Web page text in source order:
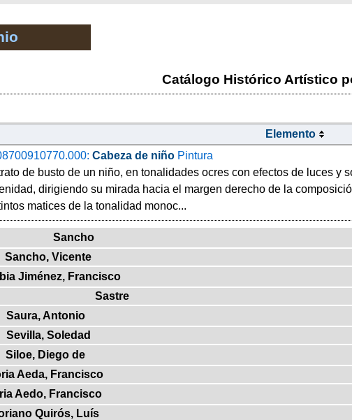
Catálogo Histórico Artístico
Elemento
Cabeza de niño Pintura
de busto de un niño, en tonalidades ocres con efectos de luces y
dirigiendo su mirada hacia el margen derecho de la
matices de la tonalidad monoc...
Sancho
Sancho, Vicente
Jiménez, Francisco
Sastre
Saura, Antonio
Sevilla, Soledad
Siloe, Diego de
Aeda, Francisco
Aedo, Francisco
Quirós, Luís